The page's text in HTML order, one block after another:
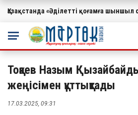
МАҢЫЗДЫ
Қазақстанда «Әділетті қоғамға
Тоқаев Назым
жеңісімен құттықтады
17.03.2025, 09:31